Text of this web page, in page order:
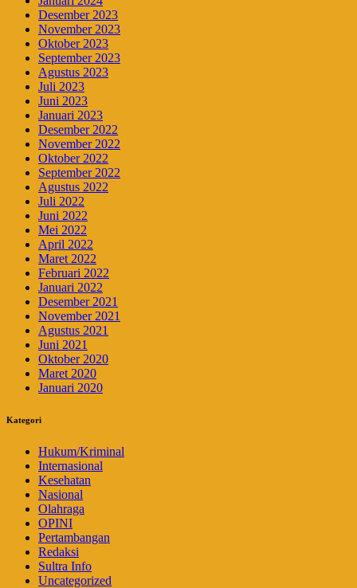
Desember 2023
November 2023
Oktober 2023
September 2023
Agustus 2023
Juli 2023
Juni 2023
Januari 2023
Desember 2022
November 2022
Oktober 2022
September 2022
Agustus 2022
Juli 2022
Juni 2022
Mei 2022
April 2022
Maret 2022
Februari 2022
Januari 2022
Desember 2021
November 2021
Agustus 2021
Juni 2021
Oktober 2020
Maret 2020
Januari 2020
Kategori
Hukum/Kriminal
Internasional
Kesehatan
Nasional
Olahraga
OPINI
Pertambangan
Redaksi
Sultra Info
Uncategorized